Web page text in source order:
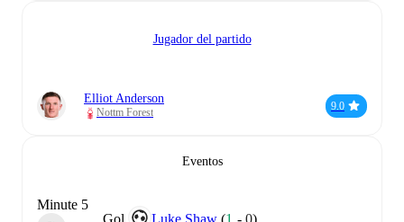
Jugador del partido
Elliot Anderson
Nottm Forest
9.0
Eventos
Gol. Luke Shaw (1 -0)
Minute 5